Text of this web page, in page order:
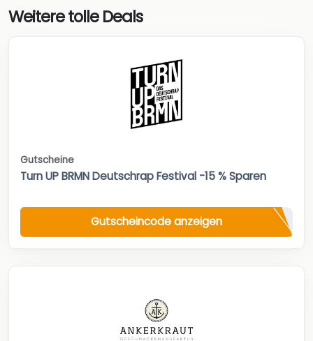
Weitere tolle Deals
Gutscheine
Turn UP BRMN Deutschrap Festival -15 % Sparen
Gutscheincode anzeigen